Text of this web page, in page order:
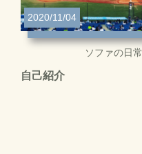
2020/11/04
ソファの日常
自己紹介